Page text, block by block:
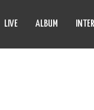
LIVE ALBUM